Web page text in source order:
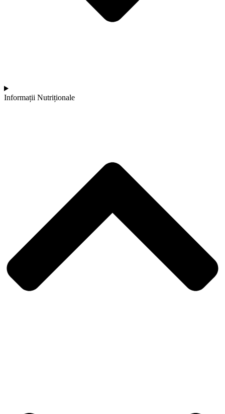
Informații Nutriționale